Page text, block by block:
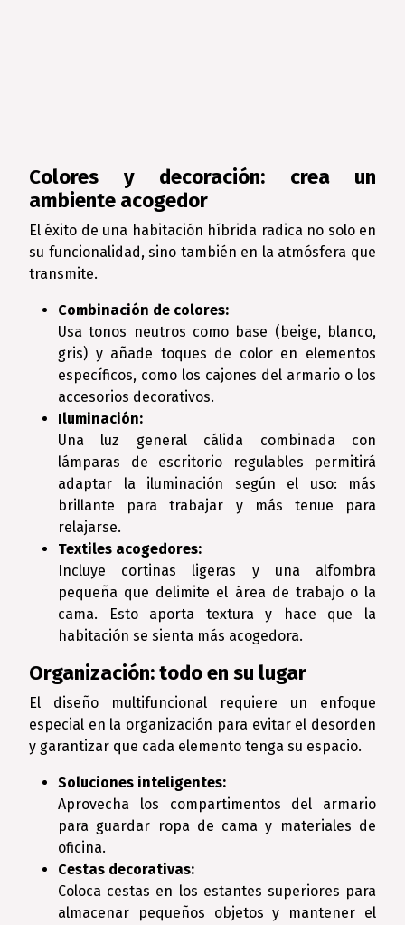
Colores y decoración: crea un
ambiente acogedor
El éxito de una habitación híbrida radica no solo en
su funcionalidad, sino también en la atmósfera que
transmite.
Combinación de colores:
Usa tonos neutros como base (beige, blanco,
gris) y añade toques de color en elementos
específicos, como los cajones del armario o los
accesorios decorativos.
Iluminación:
Una luz general cálida combinada con
lámparas de escritorio regulables permitirá
adaptar la iluminación según el uso: más
brillante para trabajar y más tenue para
relajarse.
Textiles acogedores:
Incluye cortinas ligeras y una alfombra
pequeña que delimite el área de trabajo o la
cama. Esto aporta textura y hace que la
habitación se sienta más acogedora.
Organización: todo en su lugar
El diseño multifuncional requiere un enfoque
especial en la organización para evitar el desorden
y garantizar que cada elemento tenga su espacio.
Soluciones inteligentes:
Aprovecha los compartimentos del armario
para guardar ropa de cama y materiales de
oficina.
Cestas decorativas:
Coloca cestas en los estantes superiores para
almacenar pequeños objetos y mantener el